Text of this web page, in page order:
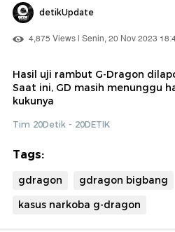
detikUpdate
4,875 Views | Senin, 20 Nov 2023
Hasil uji rambut G-Dragon
Saat ini, GD masih menunggu
kukunya
Tim 20Detik - 20DETIK
Tags:
gdragon gdragon bigbang
kasus narkoba g-dragon